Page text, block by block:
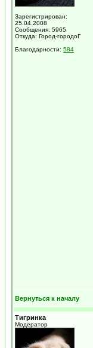
Зарегистрирован:
25.04.2008
Сообщения: 5965
Откуда: Город-городоГ
Благодарности: 584
Вернуться к началу
Тигринка
Модератор